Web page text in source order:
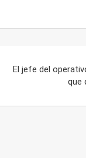
El jefe del
que